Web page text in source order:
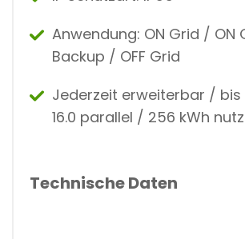
Anwendung: ON Grid / ON
Backup / OFF Grid
Jederzeit erweiterbar / bis
16.0 parallel / 256 kWh
Technische Daten